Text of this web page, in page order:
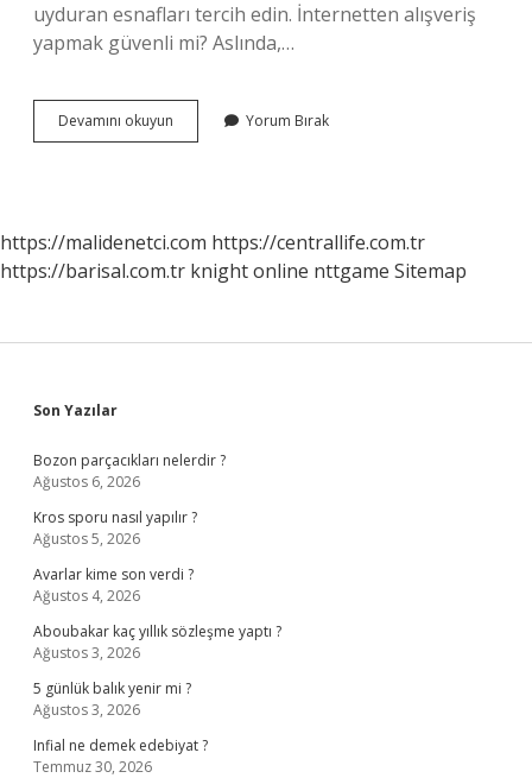
uyduran esnafları tercih edin. İnternetten alışveriş
yapmak güvenli mi? Aslında,…
Devamını okuyun İNternetten
Alışveriş
Sorun
Ile
Yorum Bırak
https://malidenetci.com https://centrallife.com.tr
https://barisal.com.tr knight online nttgame Sitemap
Sidebar
Son Yazılar
Bozon parçacıkları nelerdir ?
Ağustos 6, 2026
Kros sporu nasıl yapılır ?
Ağustos 5, 2026
Avarlar kime son verdi ?
Ağustos 4, 2026
Aboubakar kaç yıllık sözleşme yaptı ?
Ağustos 3, 2026
5 günlük balık yenir mi ?
Ağustos 3, 2026
Infial ne demek edebiyat ?
Temmuz 30, 2026